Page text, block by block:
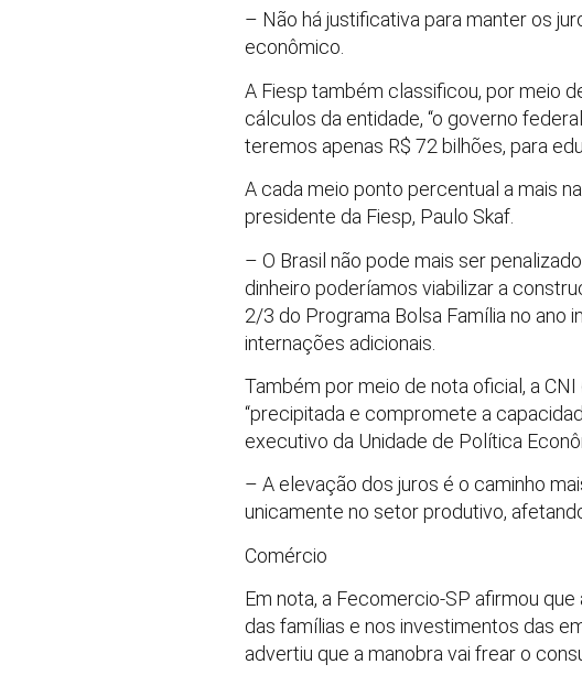
– Não há justificativa para manter os
econômico.
A Fiesp também classificou, por meio
cálculos da entidade, “o governo
teremos apenas R$ 72 bilhões, para
A cada meio ponto percentual a mais
presidente da Fiesp, Paulo Skaf.
– O Brasil não pode mais ser
dinheiro poderíamos viabilizar a
2/3 do Programa Bolsa Família no ano
internações adicionais.
Também por meio de nota oficial, a
“precipitada e compromete a
executivo da Unidade de Política
– A elevação dos juros é o caminho
unicamente no setor produtivo,
Comércio
Em nota, a Fecomercio-SP afirmou
das famílias e nos investimentos das
advertiu que a manobra vai frear o